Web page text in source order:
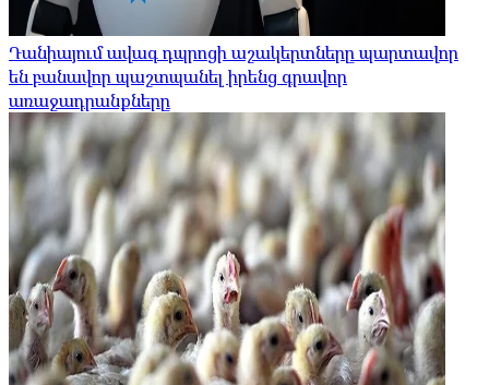
Դանիայում ավագ դպրոցի աշակերտները պարտավոր
են բանավոր պաշտպանել իրենց գրավոր
առաջադրանքները